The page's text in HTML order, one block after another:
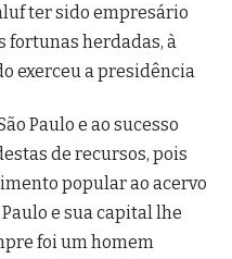
ter sido empresário
fortunas herdadas, à
exerceu a presidência
Paulo e ao sucesso
de recursos, pois
popular ao acervo
e sua capital lhe
foi um homem